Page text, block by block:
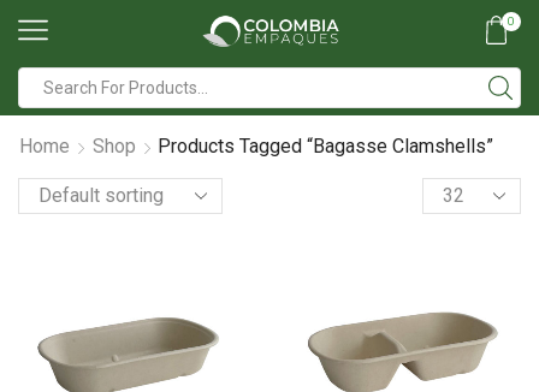
0
input
Home Shop
Products Tagged “Bagasse Clamshells”
Products
per